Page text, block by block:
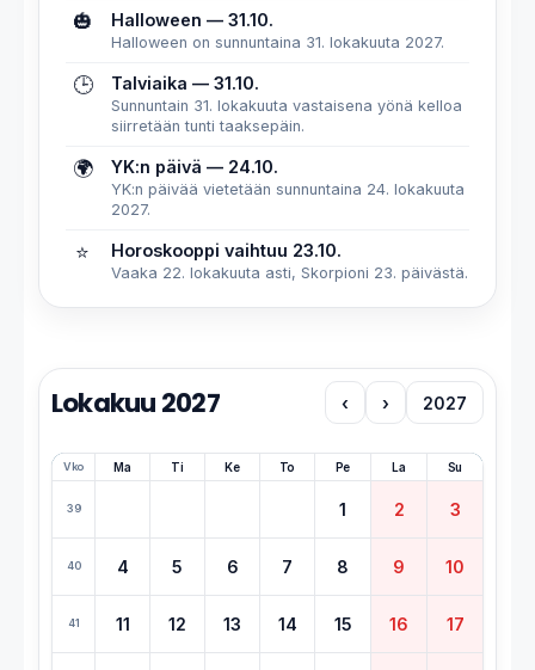
🎃 Halloween — 31.10.
Halloween on sunnuntaina 31. lokakuuta 2027.
🕒 Talviaika — 31.10.
Sunnuntain 31. lokakuuta vastaisena yönä kelloa
siirretään tunti taaksepäin.
🌍 YK:n päivä — 24.10.
YK:n päivää vietetään sunnuntaina 24. lokakuuta
2027.
⭐ Horoskooppi vaihtuu 23.10.
Vaaka 22. lokakuuta asti, Skorpioni 23. päivästä.
Lokakuu 2027 ‹ › 2027
Vko Ma Ti Ke To Pe La Su
39 1 2 3
40 4 5 6 7 8 9 10
41 11 12 13 14 15 16 17